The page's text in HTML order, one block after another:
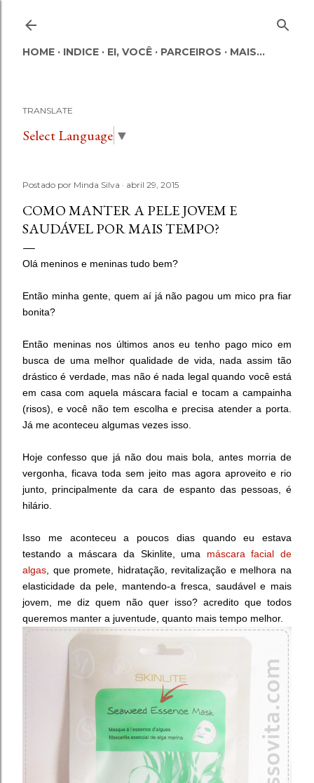
HOME INDICE EI, VOCÊ PARCEIROS MAIS…
TRANSLATE
Select Language ▼
Postado por Minda Silva abril 29, 2015
COMO MANTER A PELE JOVEM E
SAUDÁVEL POR MAIS TEMPO?
Olá meninos e meninas tudo bem?
Então minha gente, quem aí já não pagou um mico pra fiar
bonita?
Então meninas nos últimos anos eu tenho pago mico em
busca de uma melhor qualidade de vida, nada assim tão
drástico é verdade, mas não é nada legal quando você está
em casa com aquela máscara facial e tocam a campainha
(risos), e você não tem escolha e precisa atender a porta.
Já me aconteceu algumas vezes isso.
Hoje confesso que já não dou mais bola, antes morria de
vergonha, ficava toda sem jeito mas agora aproveito e rio
junto, principalmente da cara de espanto das pessoas, é
hilário.
Isso me aconteceu a poucos dias quando eu estava
testando a máscara da Skinlite, uma máscara facial de
algas , que promete, hidratação, revitalização e melhora na
elasticidade da pele, mantendo-a fresca, saudável e mais
jovem, me diz quem não quer isso? acredito que todos
queremos manter a juventude, quanto mais tempo melhor.